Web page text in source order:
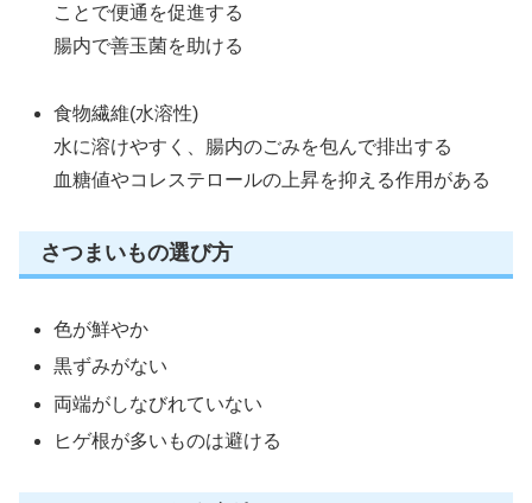
ことで便通を促進する
腸内で善玉菌を助ける
食物繊維(水溶性)
水に溶けやすく、腸内のごみを包んで排出する
血糖値やコレステロールの上昇を抑える作用がある
さつまいもの選び方
色が鮮やか
黒ずみがない
両端がしなびれていない
ヒゲ根が多いものは避ける